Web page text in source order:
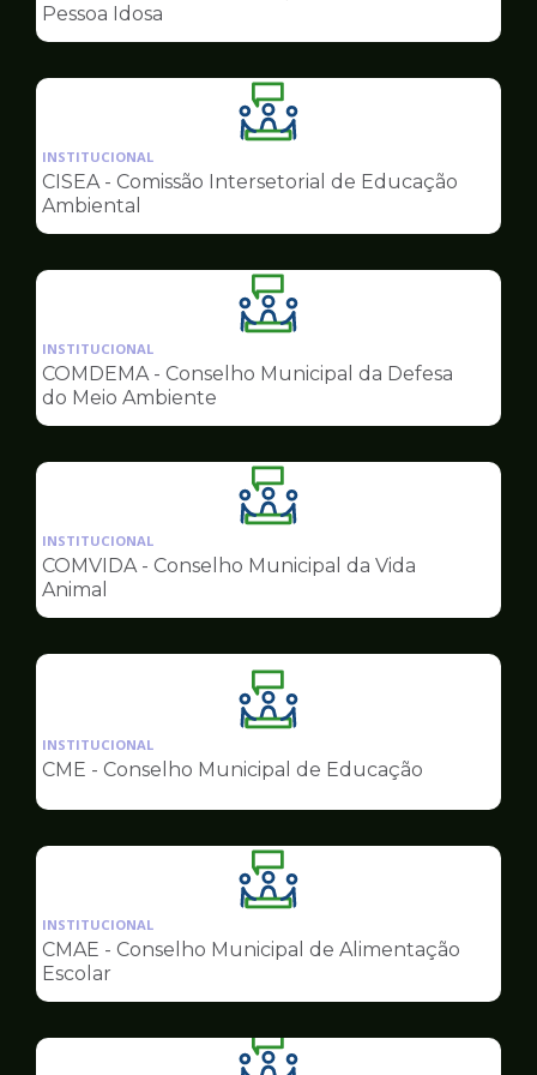
Conselhos
Pessoa Idosa
Ilustração
da
pagina
Conselhos
INSTITUCIONAL
CISEA - Comissão Intersetorial de Educação
Ambiental
Ilustração
da
pagina
Conselhos
INSTITUCIONAL
COMDEMA - Conselho Municipal da Defesa
do Meio Ambiente
Ilustração
da
pagina
Conselhos
INSTITUCIONAL
COMVIDA - Conselho Municipal da Vida
Animal
Ilustração
da
pagina
Conselhos
INSTITUCIONAL
CME - Conselho Municipal de Educação
Ilustração
da
pagina
Conselhos
INSTITUCIONAL
CMAE - Conselho Municipal de Alimentação
Escolar